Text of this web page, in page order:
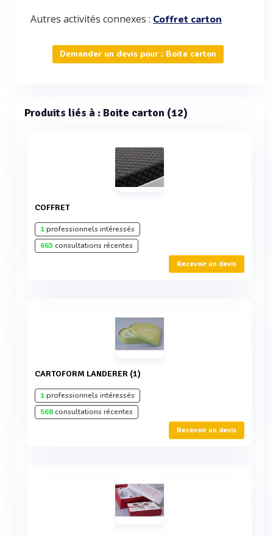
Autres activités connexes : Coffret carton
Demander un devis pour : Boite carton
Produits liés à : Boite carton (12)
COFFRET
1professionnels intéressés
663 consultations récentes
Recevoir un devis
CARTOFORM LANDERER (1)
1professionnels intéressés
568consultations récentes
Recevoir un devis